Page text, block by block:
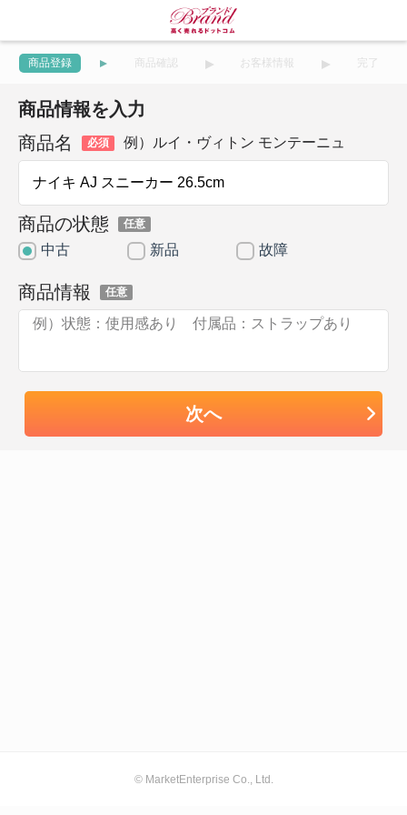
商品登録 商品確認 お客様情報 完了
商品情報を入力
商品名
必須 例）ルイ・ヴィトン モンテーニュ
商品の状態 任意
中古 新品 故障
商品情報 任意
次へ
© MarketEnterprise Co., Ltd.